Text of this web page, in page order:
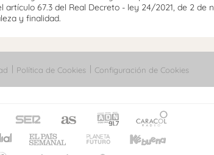
67.3 del Real Decreto - ley 24/2021, de 2 de
y finalidad.
Política de Cookies Configuración de Cookies